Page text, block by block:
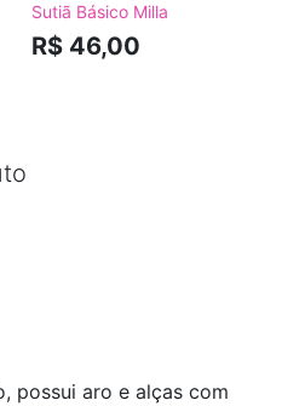
Sutiã Básico Milla
R$ 46,00
possui aro e alças com